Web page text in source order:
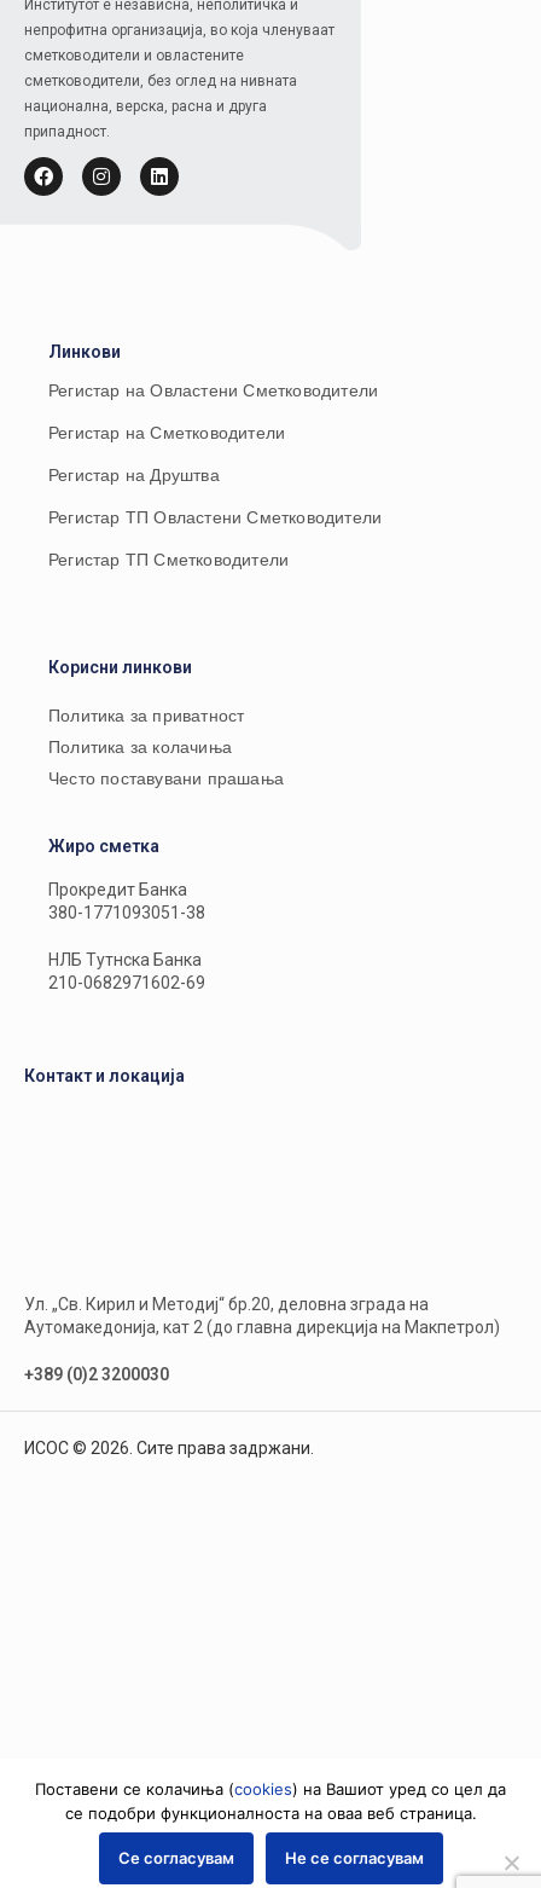
Институтот е независна, неполитичка и
непрофитна организација, во која членуваат
сметководители и овластените
сметководители, без оглед на нивната
национална, верска, расна и друга
припадност.
Линкови
Регистар на Овластени Сметководители
Регистар на Сметководители
Регистар на Друштва
Регистар ТП Овластени Сметководители
Регистар ТП Сметководители
Корисни линкови
Политика за приватност
Политика за колачиња
Често поставувани прашања
Жиро сметка
Прокредит Банка
380-1771093051-38
НЛБ Тутнска Банка
210-0682971602-69
Контакт и локација
Ул. „Св. Кирил и Методиј“ бр.20, деловна зграда на
Аутомакедонија, кат 2 (до главна дирекција на Макпетрол)
+389 (0)2 3200030
ИСОС © 2026. Сите права задржани.
Поставени се колачиња (cookies) на Вашиот уред со цел да
се подобри функционалноста на оваа веб страница.
Се согласувам Не се согласувам